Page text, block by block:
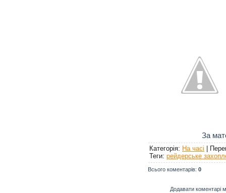
За
Категорія: На часі |
Теги: рейдерське
Всього коментарів: 0
Додавати коментарі